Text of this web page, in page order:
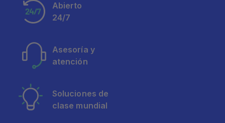
Abierto
24/7
Asesoría y
atención
Soluciones de
clase mundial